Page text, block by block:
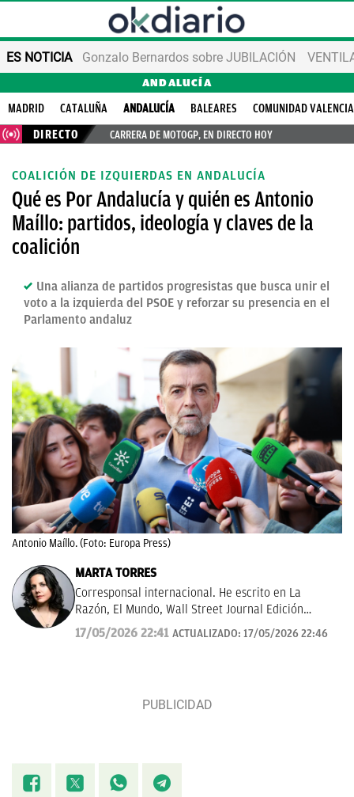
ES NOTICIA Gonzalo Bernardos sobre JUBILACIÓN
ANDALUCÍA
MADRID CATALUÑA ANDALUCÍA BALEARES
COMUNIDAD
DIRECTO
CARRERA DE MOTOGP, EN DIRECTO HOY
COALICIÓN DE IZQUIERDAS EN ANDALUCÍA
Qué es Por Andalucía y quién es Antonio
Maíllo: partidos, ideología y claves de la
coalición
Una alianza de partidos progresistas que busca unir el
voto a la izquierda del PSOE y reforzar su presencia en el
Parlamento andaluz
Antonio Maíllo. (Foto: Europa Press)
MARTA TORRES
Corresponsal internacional. He escrito en La
Razón, El Mundo, Wall Street Journal Edición
Américas.
17/05/2026 22:41 ACTUALIZADO: 17/05/2026 22:46